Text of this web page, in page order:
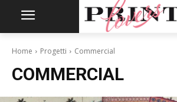
Home Progetti Commercial
COMMERCIAL